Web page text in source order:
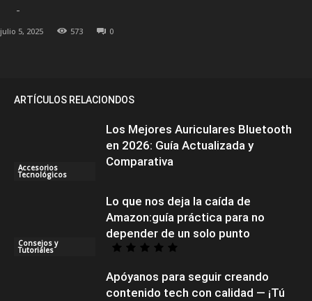
-
julio 5, 2025 573 0
ARTÍCULOS RELACIONDOS
Accesorios
Tecnológicos
Los Mejores Auriculares Bluetooth
en 2026: Guía Actualizada y
Comparativa
Consejos y
Tutoriales
Lo que nos deja la caída de
Amazon:guía práctica para no
depender de un solo punto
Apóyanos para seguir creando
contenido tech con calidad — ¡Tú